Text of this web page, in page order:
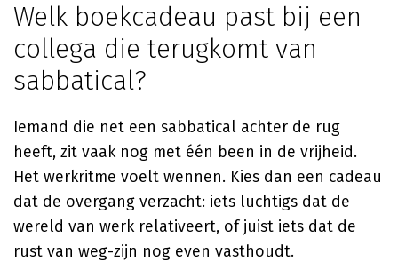
Welk boekcadeau past bij een
collega die terugkomt van
sabbatical?
Iemand die net een sabbatical achter de rug
heeft, zit vaak nog met één been in de vrijheid.
Het werkritme voelt wennen. Kies dan een cadeau
dat de overgang verzacht: iets luchtigs dat de
wereld van werk relativeert, of juist iets dat de
rust van weg-zijn nog even vasthoudt.